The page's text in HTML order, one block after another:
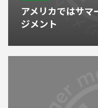
アメリカではサマ
ジメント